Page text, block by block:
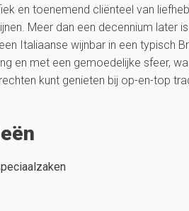
en toenemend cliënteel van
Meer dan een decennium later
Italiaanse wijnbar in een typisch
en met een gemoedelijke sfeer,
kunt genieten bij op-en-top